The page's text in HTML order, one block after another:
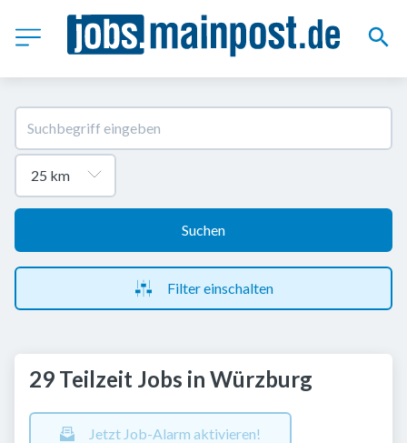
Suchen
Filter einschalten
29 Teilzeit Jobs in Würzburg
Jetzt Job-Alarm aktivieren!